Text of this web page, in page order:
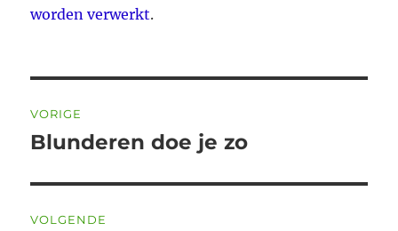
worden verwerkt.
navigatie
VORIGE
Vorig
Blunderen doe je zo
VOLGENDE